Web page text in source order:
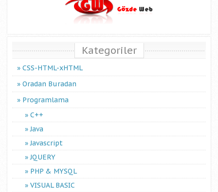
Kategoriler
CSS-HTML-xHTML
Oradan Buradan
Programlama
C++
Java
Javascript
JQUERY
PHP & MYSQL
VISUAL BASIC